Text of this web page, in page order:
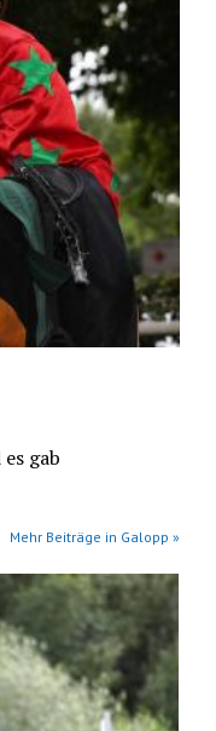
gab
Mehr Beiträge in Galopp »